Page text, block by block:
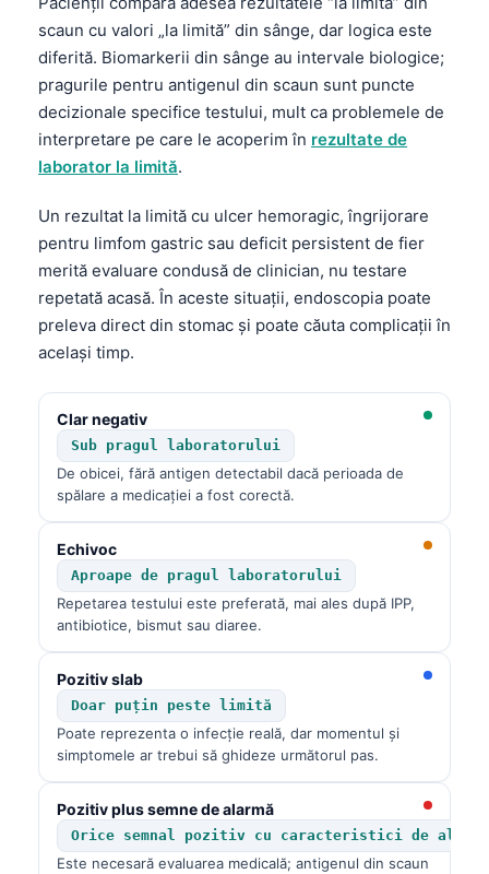
scaun cu valori „la limită” din sânge, dar logica este
diferită. Biomarkerii din sânge au intervale biologice;
pragurile pentru antigenul din scaun sunt puncte
decizionale specifice testului, mult ca problemele de
interpretare pe care le acoperim în rezultate de
laborator la limită.
Un rezultat la limită cu ulcer hemoragic, îngrijorare
pentru limfom gastric sau deficit persistent de fier
merită evaluare condusă de clinician, nu testare
repetată acasă. În aceste situații, endoscopia poate
preleva direct din stomac și poate căuta complicații în
același timp.
Clar negativ
Sub pragul laboratorului
De obicei, fără antigen detectabil dacă perioada de
spălare a medicației a fost corectă.
Echivoc
Aproape de pragul laboratorului
Repetarea testului este preferată, mai ales după IPP,
antibiotice, bismut sau diaree.
Pozitiv slab
Doar puțin peste limită
Poate reprezenta o infecție reală, dar momentul și
simptomele ar trebui să ghideze următorul pas.
Pozitiv plus semne de alarmă
Orice semnal pozitiv cu caracteristici de alarmă
Este necesară evaluarea medicală; antigenul din scaun